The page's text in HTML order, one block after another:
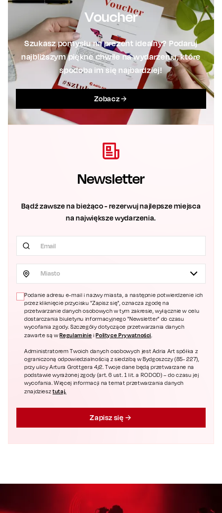
Voucher
Szukasz pomysłu na prezent idealny? Podaruj
najbliższym piękne chwile na wydarzeniu, które
spodoba im się najbardziej!
Zobacz
Newsletter
Bądź zawsze na bieżąco - rezerwuj najlepsze miejsca
na największe wydarzenia.
Miasto
Podanie adresu e-mail i nazwy miasta, a następnie potwierdzenie ich
przez kliknięcie przycisku "Zapisz się", oznacza zgodę na
przetwarzanie danych osobowych w tym zakresie, wyłącznie w celu
dostarczania biuletynu informacyjnego "Newsletter" do czasu
wycofania zgody. Szczegóły dotyczące przetwarzania danych
zawarte są wRegulaminie i Polityce Prywatności.
Administratorem Twoich danych osobowych jest Adria Art spółka z
ograniczoną odpowiedzialnością z siedzibą w Bydgoszczy (85- 227),
przy ulicy Artura Grottgera 4/2. Twoje dane będą przetwarzane na
podstawie wyrażonej zgody (art. 6 ust. 1 lit. a RODOD) – do czasu jej
wycofania. Więcej informacji na temat przetwarzania danych
znajdziesztutaj.
Zapisz się